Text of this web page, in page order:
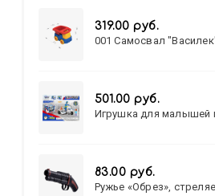
319.00 руб.
001 Самосвал
501.00 руб.
Игрушка для малышей
83.00 руб.
Ружье «Обрез»,